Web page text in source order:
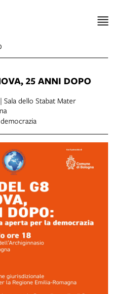
25 ANNI DOPO
Sala dello Stabat Mater